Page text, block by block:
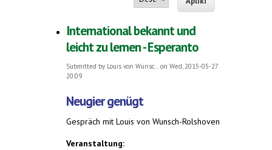
International bekannt und
leicht zu lernen - Esperanto
Submitted by Louis von Wunsc...on Wed, 2015-05-27
20:09
Neugier genügt
Gespräch mit Louis von Wunsch-Rolshoven
Veranstaltung: